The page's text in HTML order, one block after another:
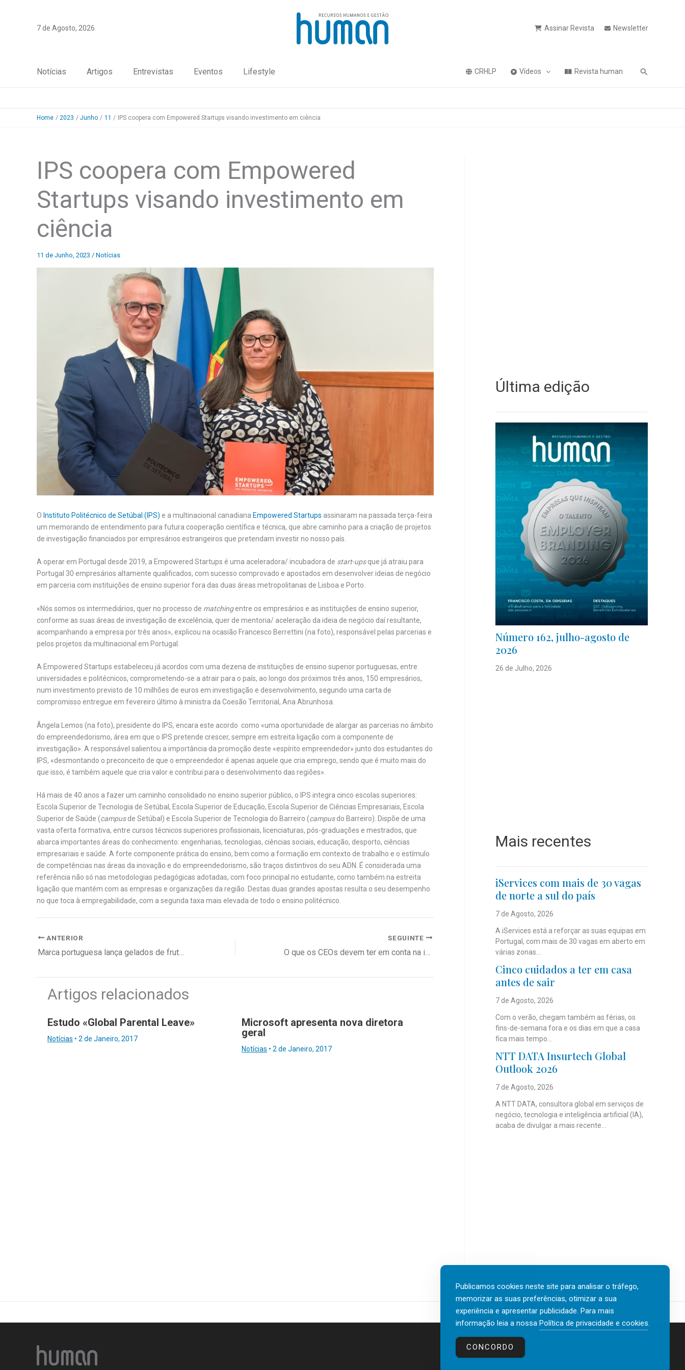
7 de Agosto, 2026 Assinar Revista Newsletter
Notícias Artigos Entrevistas Eventos Lifestyle CRHLP Vídeos Revista human Pesquisa
Home 2023 Junho 11 IPS coopera com Empowered Startups visando investimento em ciência
IPS coopera com Empowered
Startups visando investimento em
ciência
11 de Junho, 2023 / Notícias
O Instituto Politécnico de Setúbal (IPS) e a multinacional canadiana Empowered Startups assinaram na passada terça-feira
um memorando de entendimento para futura cooperação científica e técnica, que abre caminho para a criação de projetos
de investigação financiados por empresários estrangeiros que pretendam investir no nosso país.
A operar em Portugal desde 2019, a Empowered Startups é uma aceleradora/ incubadora de start-upsque já atraiu para
Portugal 30 empresários altamente qualificados, com sucesso comprovado e apostados em desenvolver ideias de negócio
em parceria com instituições de ensino superior fora das duas áreas metropolitanas de Lisboa e Porto.
«Nós somos os intermediários, quer no processo de matchingentre os empresários e as instituições de ensino superior,
conforme as suas áreas de investigação de excelência, quer de mentoria/ aceleração da ideia de negócio daí resultante,
acompanhando a empresa por três anos», explicou na ocasião Francesco Berrettini (na foto), responsável pelas parcerias e
pelos projetos da multinacional em Portugal.
A Empowered Startups estabeleceu já acordos com uma dezena de instituições de ensino superior portuguesas, entre
universidades e politécnicos, comprometendo-se a atrair para o país, ao longo dos próximos três anos, 150 empresários,
num investimento previsto de 10 milhões de euros em investigação e desenvolvimento, segundo uma carta de
compromisso entregue em fevereiro último à ministra da Coesão Territorial, Ana Abrunhosa.
Ângela Lemos (na foto), presidente do IPS, encara este acordo como «uma oportunidade de alargar as parcerias no âmbito
do empreendedorismo, área em que o IPS pretende crescer, sempre em estreita ligação com a componente de
investigação». A responsável salientou a importância da promoção deste «espírito empreendedor» junto dos estudantes do
IPS, «desmontando o preconceito de que o empreendedor é apenas aquele que cria emprego, sendo que é muito mais do
que isso, é também aquele que cria valor e contribui para o desenvolvimento das regiões».
Há mais de 40 anos a fazer um caminho consolidado no ensino superior público, o IPS integra cinco escolas superiores:
Escola Superior de Tecnologia de Setúbal, Escola Superior de Educação, Escola Superior de Ciências Empresariais, Escola
Superior de Saúde (campusde Setúbal) e Escola Superior de Tecnologia do Barreiro (campusdo Barreiro). Dispõe de uma
vasta oferta formativa, entre cursos técnicos superiores profissionais, licenciaturas, pós-graduações e mestrados, que
abarca importantes áreas do conhecimento: engenharias, tecnologias, ciências sociais, educação, desporto, ciências
empresariais e saúde. A forte componente prática do ensino, bem como a formação em contexto de trabalho e o estímulo
de competências nas áreas da inovação e do empreendedorismo, são traços distintivos do seu ADN. É considerada uma
referência não só nas metodologias pedagógicas adotadas, com foco principal no estudante, como também na estreita
ligação que mantém com as empresas e organizações da região. Destas duas grandes apostas resulta o seu desempenho
no que toca à empregabilidade, com a segunda taxa mais elevada de todo o ensino politécnico.
ANTERIOR SEGUINTE
Artigos relacionados
Estudo «Global Parental Leave»
Notícias • 2 de Janeiro, 2017
Microsoft apresenta nova diretora
geral
Notícias • 2 de Janeiro, 2017
Última edição
Número 162, julho-agosto de
2026
26 de Julho, 2026
Mais recentes
iServices com mais de 30 vagas
de norte a sul do país
7 de Agosto, 2026
A iServices está a reforçar as suas equipas em
Portugal, com mais de 30 vagas em aberto em
várias zonas...
Cinco cuidados a ter em casa
antes de sair
7 de Agosto, 2026
Com o verão, chegam também as férias, os
fins-de-semana fora e os dias em que a casa
fica mais tempo...
NTT DATA Insurtech Global
Outlook 2026
7 de Agosto, 2026
A NTT DATA, consultora global em serviços de
negócio, tecnologia e inteligência artificial (IA),
acaba de divulgar a mais recente...
Contactos
Publicamos cookies neste site para analisar o tráfego,
memorizar as suas preferências, otimizar a sua
experiência e apresentar publicidade. Para mais
informação leia a nossa Política de privacidade e cookies.
CONCORDO